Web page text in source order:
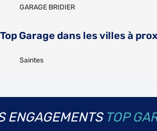
GARAGE BRIDIER
Garage dans les villes à
Saintes
ENGAGEMENTS TOP